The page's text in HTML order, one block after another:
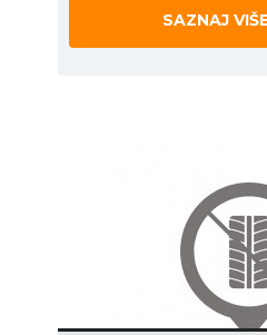
SAZNAJ